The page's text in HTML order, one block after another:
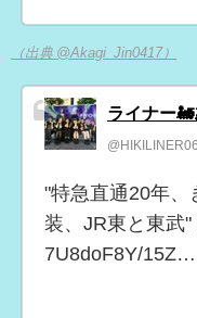
（出典 @Akagi_Jin0417）
ライナー
"特急直通20年、
装、JR東と東武
7U8doF8Y/15Z…